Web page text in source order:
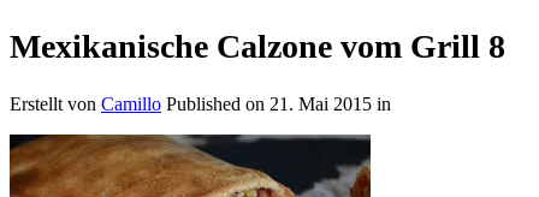
Mexikanische Calzone vom Grill 8
Erstellt von Camillo Published on 21. Mai 2015 in